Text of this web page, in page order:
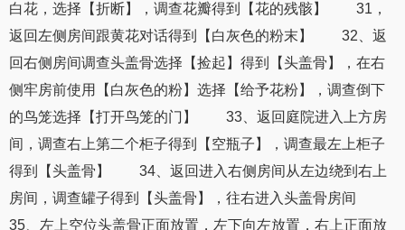
白花，选择【折断】，调查花瓣得到【花的残骸】 31，
返回左侧房间跟黄花对话得到【白灰色的粉末】 32、返
回右侧房间调查头盖骨选择【捡起】得到【头盖骨】，在右
侧牢房前使用【白灰色的粉】选择【给予花粉】，调查倒下
的鸟笼选择【打开鸟笼的门】 33、返回庭院进入上方房
间，调查右上第二个柜子得到【空瓶子】，调查最左上柜子
得到【头盖骨】 34、返回进入右侧房间从左边绕到右上
房间，调查罐子得到【头盖骨】，往右进入头盖骨房间
35、左上空位头盖骨正面放置，左下向左放置，右上正面放